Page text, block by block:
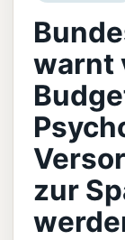
warnt
zur